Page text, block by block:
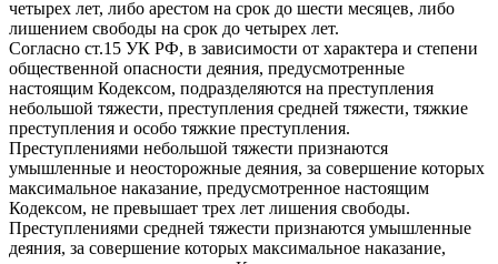
четырех лет, либо арестом на срок до шести месяцев, либо
лишением свободы на срок до четырех лет.
Согласно ст.15 УК РФ, в зависимости от характера и степени
общественной опасности деяния, предусмотренные
настоящим Кодексом, подразделяются на преступления
небольшой тяжести, преступления средней тяжести, тяжкие
преступления и особо тяжкие преступления.
Преступлениями небольшой тяжести признаются
умышленные и неосторожные деяния, за совершение которых
максимальное наказание, предусмотренное настоящим
Кодексом, не превышает трех лет лишения свободы.
Преступлениями средней тяжести признаются умышленные
деяния, за совершение которых максимальное наказание,